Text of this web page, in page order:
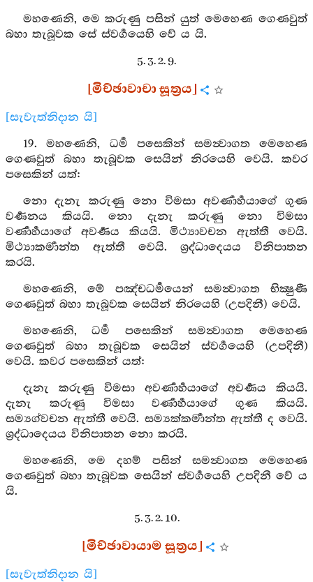
මහණෙනි, මෙ කරුණු පසින් යුත් මෙහෙණ ගෙණවුත්
බහා තැබූවක සේ ස්වර්‍ගයෙහි වේ ය යි.
5. 3. 2. 9.
[මිච්ඡාවාචා සූත්‍රය]
[සැවැත්නිදාන යි]
19. මහණෙනි, ධර්‍ම පසෙකින් සමන්‍වාගත මෙහෙණ
ගෙණවුත් බහා තැබූවක සෙයින් නිරයෙහි වෙයි. කවර
පසෙකින් යත්:
නො දැනැ කරුණු නො විමසා අවර්‍ණාර්‍හයාගේ ගුණ
වර්‍ණනය කියයි. නො දැනැ කරුණු නො විමසා
වර්‍ණාර්‍හයාගේ අවර්‍ණය කියයි. මිථ්‍යාවචන ඇත්තී වෙයි.
මිථ්‍යාකර්‍මාන්ත ඇත්තී වෙයි. ශ්‍රද්ධාදෙයය විනිපාතන
කරයි.
මහණෙනි, මේ පඤ්චධර්‍මයෙන් සමන්‍වාගත භික්‍ෂුණී
ගෙණවුත් බහා තැබූවක සෙයින් නිරයෙහි (උපදිනී) වෙයි.
මහණෙනි, ධර්‍ම පසෙකින් සමන්‍වාගත මෙහෙණ
ගෙණවුත් බහා තැබූවක සෙයින් ස්වර්‍ගයෙහි (උපදිනී)
වෙයි. කවර පසෙකින් යත්:
දැනැ කරුණු විමසා අවර්‍ණාර්‍හයාගේ අවර්‍ණය කියයි.
දැනැ කරුණු විමසා වර්‍ණාර්‍හයාගේ ගුණ කියයි.
සම්‍යග්වචන ඇත්තී වෙයි. සම්‍යක්කර්‍මාන්ත ඇත්තී ද වෙයි.
ශ්‍රද්ධාදෙයය විනිපාතන නො කරයි.
මහණෙනි, මෙ දහම් පසින් සමන්‍වාගත මෙහෙණ
ගෙණවුත් බහා තැබූවක සෙයින් ස්වර්‍ගයෙහි උපදිනී වේ ය
යි.
5. 3. 2. 10.
[මිච්ඡාවායාම සූත්‍රය]
[සැවැත්නිදාන යි]